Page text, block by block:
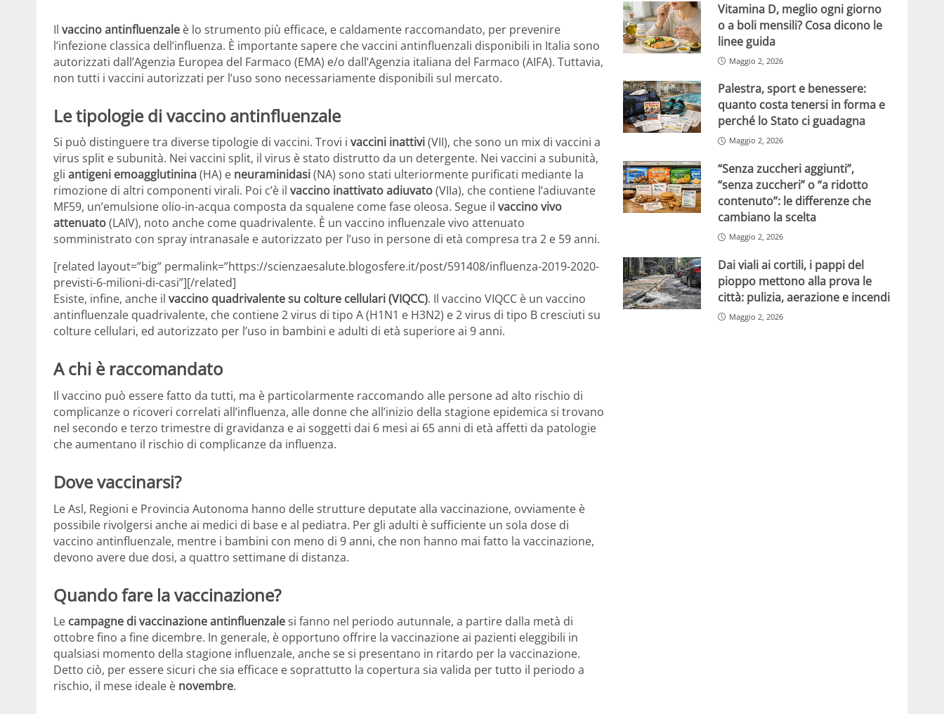
Il vaccino antinfluenzale è lo strumento più efficace, e caldamente raccomandato, per prevenire
l’infezione classica dell’influenza. È importante sapere che vaccini antinfluenzali disponibili in Italia sono
autorizzati dall’Agenzia Europea del Farmaco (EMA) e/o dall’Agenzia italiana del Farmaco (AIFA). Tuttavia,
non tutti i vaccini autorizzati per l’uso sono necessariamente disponibili sul mercato.
Le tipologie di vaccino antinfluenzale
Si può distinguere tra diverse tipologie di vaccini. Trovi i vaccini inattivi(VII), che sono un mix di vaccini a
virus split e subunità. Nei vaccini split, il virus è stato distrutto da un detergente. Nei vaccini a subunità,
gli antigeni emoagglutinina(HA) e neuraminidasi(NA) sono stati ulteriormente purificati mediante la
rimozione di altri componenti virali. Poi c’è il vaccino inattivato adiuvato(VIIa), che contiene l’adiuvante
MF59, un’emulsione olio-in-acqua composta da squalene come fase oleosa. Segue il vaccino vivo
attenuato(LAIV), noto anche come quadrivalente. È un vaccino influenzale vivo attenuato
somministrato con spray intranasale e autorizzato per l’uso in persone di età compresa tra 2 e 59 anni.
[related layout=”big” permalink=”https://scienzaesalute.blogosfere.it/post/591408/influenza-2019-2020-
previsti-6-milioni-di-casi”][/related]
Esiste, infine, anche il vaccino quadrivalente su colture cellulari (VIQCC). Il vaccino VIQCC è un vaccino
antinfluenzale quadrivalente, che contiene 2 virus di tipo A (H1N1 e H3N2) e 2 virus di tipo B cresciuti su
colture cellulari, ed autorizzato per l’uso in bambini e adulti di età superiore ai 9 anni.
A chi è raccomandato
Il vaccino può essere fatto da tutti, ma è particolarmente raccomando alle persone ad alto rischio di
complicanze o ricoveri correlati all’influenza, alle donne che all’inizio della stagione epidemica si trovano
nel secondo e terzo trimestre di gravidanza e ai soggetti dai 6 mesi ai 65 anni di età affetti da patologie
che aumentano il rischio di complicanze da influenza.
Dove vaccinarsi?
Le Asl, Regioni e Provincia Autonoma hanno delle strutture deputate alla vaccinazione, ovviamente è
possibile rivolgersi anche ai medici di base e al pediatra. Per gli adulti è sufficiente un sola dose di
vaccino antinfluenzale, mentre i bambini con meno di 9 anni, che non hanno mai fatto la vaccinazione,
devono avere due dosi, a quattro settimane di distanza.
Quando fare la vaccinazione?
Le campagne di vaccinazione antinfluenzalesi fanno nel periodo autunnale, a partire dalla metà di
ottobre fino a fine dicembre. In generale, è opportuno offrire la vaccinazione ai pazienti eleggibili in
qualsiasi momento della stagione influenzale, anche se si presentano in ritardo per la vaccinazione.
Detto ciò, per essere sicuri che sia efficace e soprattutto la copertura sia valida per tutto il periodo a
rischio, il mese ideale è novembre.
Vitamina D, meglio ogni giorno
o a boli mensili? Cosa dicono le
linee guida
Maggio 2, 2026
Palestra, sport e benessere:
quanto costa tenersi in forma e
perché lo Stato ci guadagna
Maggio 2, 2026
“Senza zuccheri aggiunti”,
“senza zuccheri” o “a ridotto
contenuto”: le differenze che
cambiano la scelta
Maggio 2, 2026
Dai viali ai cortili, i pappi del
pioppo mettono alla prova le
città: pulizia, aerazione e incendi
Maggio 2, 2026